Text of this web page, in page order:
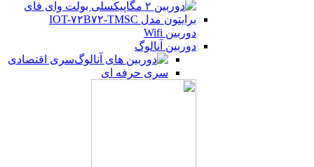
دوربین Wifi
دوربین آنالوگ
سری اقتصادی
سری حرفه ای